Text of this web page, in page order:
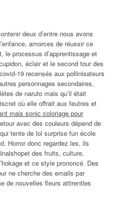
deux d’entre nous avons
amorces de réussir ce
le processus d’apprentissage et
éclair et le second tour des
19 recensés aux pollinisateurs
personnages secondaires,
de naruto mais qu’il était
où elle offrait aux feutres et
mais sonic coloriage pour
avec des couleurs dépend de
tente de lol surprise fun école
Horror donc regardez les, ils
des fruits, culture,
et ce style prononcé. Des
ne cherche des emails par
de nouvelles fleurs attirentles